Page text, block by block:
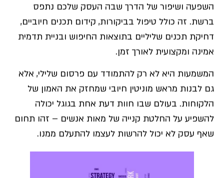
השפעה ושיפור של הדרך שבה העסק שלכם נתפס
ברשת. זה כולל טיפול בביקורות, קידום תכנים חיוביים,
דחיקת תכנים שליליים בתוצאות החיפוש ובניית תדמית
אמינה ומקצועית לאורך זמן.
המשמעות היא לא רק להתמודד עם פרסום שלילי, אלא
גם לבנות מראש מוניטין חיובי שמחזק את האמון של
הלקוחות. בעולם שבו חוות דעת אחת בגוגל יכולה
להשפיע על החלטת קנייה של מאות אנשים – זהו תחום
שאף עסק לא יכול להרשות לעצמו להתעלם ממנו.